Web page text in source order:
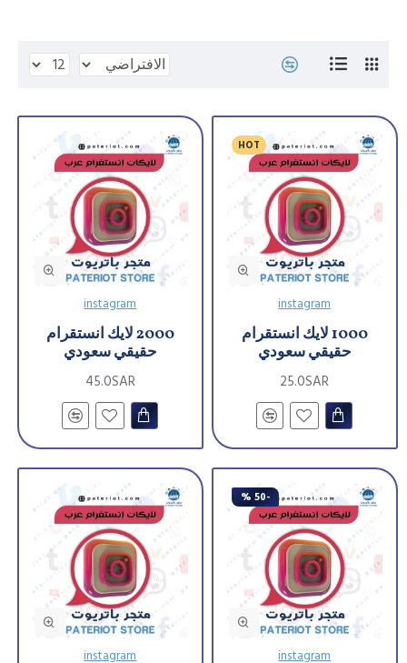
HOT
instagram
1000 لايك انستقرام
حقيقي سعودي
25.0SAR
instagram
2000 لايك انستقرام
حقيقي سعودي
45.0SAR
-50 %
instagram
instagram